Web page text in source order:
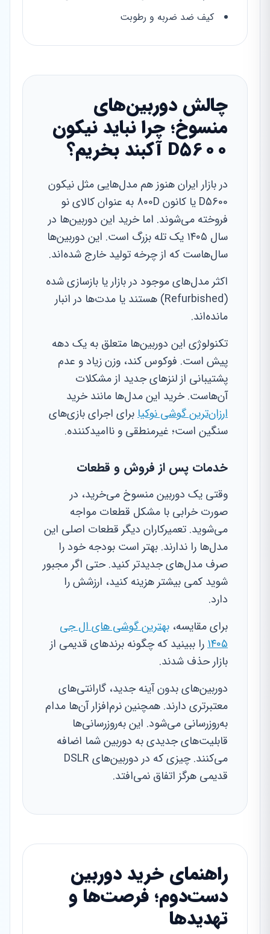
کیف ضد ضربه و رطوبت
چالش دوربین‌های
منسوخ؛ چرا نباید نیکون
D5600 آکبند بخریم؟
در بازار ایران هنوز هم مدل‌هایی مثل نیکون
D5600 یا کانون 800D به عنوان کالای نو
فروخته می‌شوند. اما خرید این دوربین‌ها در
سال ۱۴۰۵ یک تله بزرگ است. این دوربین‌ها
سال‌هاست که از چرخه تولید خارج شده‌اند.
اکثر مدل‌های موجود در بازار یا بازسازی شده
(Refurbished) هستند یا مدت‌ها در انبار
مانده‌اند.
تکنولوژی این دوربین‌ها متعلق به یک دهه
پیش است. فوکوس کند، وزن زیاد و عدم
پشتیبانی از لنزهای جدید از مشکلات
آن‌هاست. خرید این مدل‌ها مانند خرید
ارزان‌ترین گوشی نوکیابرای اجرای بازی‌های
سنگین است؛ غیرمنطقی و ناامیدکننده.
خدمات پس از فروش و قطعات
وقتی یک دوربین منسوخ می‌خرید، در
صورت خرابی با مشکل قطعات مواجه
می‌شوید. تعمیرکاران دیگر قطعات اصلی این
مدل‌ها را ندارند. بهتر است بودجه خود را
صرف مدل‌های جدیدتر کنید. حتی اگر مجبور
شوید کمی بیشتر هزینه کنید، ارزشش را
دارد.
برای مقایسه، بهترین گوشی های ال جی
۱۴۰۵را ببینید که چگونه برندهای قدیمی از
بازار حذف شدند.
دوربین‌های بدون آینه جدید، گارانتی‌های
معتبرتری دارند. همچنین نرم‌افزار آن‌ها مدام
به‌روزرسانی می‌شود. این به‌روزرسانی‌ها
قابلیت‌های جدیدی به دوربین شما اضافه
می‌کنند. چیزی که در دوربین‌های DSLR
قدیمی هرگز اتفاق نمی‌افتد.
راهنمای خرید دوربین
دست‌دوم؛ فرصت‌ها و
تهدیدها